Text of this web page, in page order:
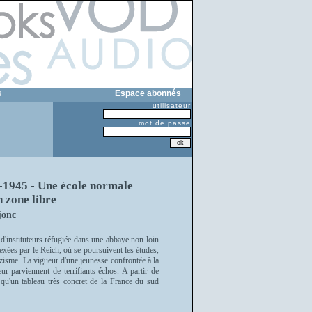
Espace abonnés
utilisateur
mot de passe
- Une école normale
zone libre
réfugiée dans une abbaye non loin
par le Reich, où se poursuivent les études,
La vigueur d'une jeunesse confrontée à la
parviennent de terrifiants échos. A partir de
tableau très concret de la France du sud